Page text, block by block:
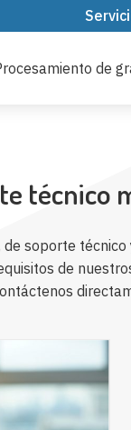
de
técnico
soporte
de